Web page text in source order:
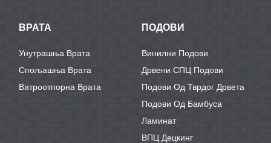
ВРАТА
Унутрашња Врата
Спољашња Врата
Ватроотпорна Врата
ПОДОВИ
Винилни Подови
Дрвени СПЦ Подови
Подови Од Тврдог Дрвета
Подови Од Бамбуса
Ламинат
ВПЦ Децкинг